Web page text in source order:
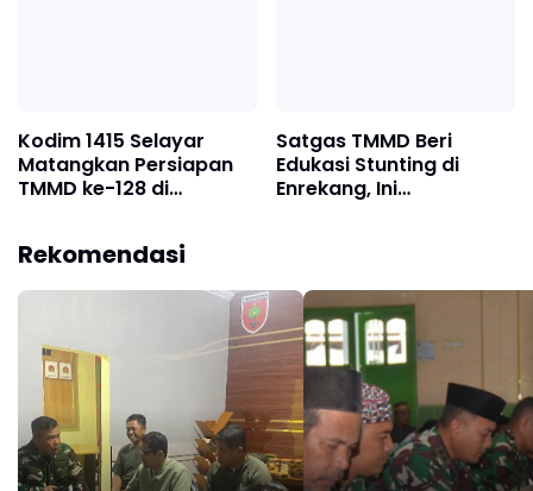
Kodim 1415 Selayar
Matangkan Persiapan
TMMD ke-128 di
Satgas TMMD Beri
Edukasi Stunting di
Enrekang, Ini
Rekomendasi